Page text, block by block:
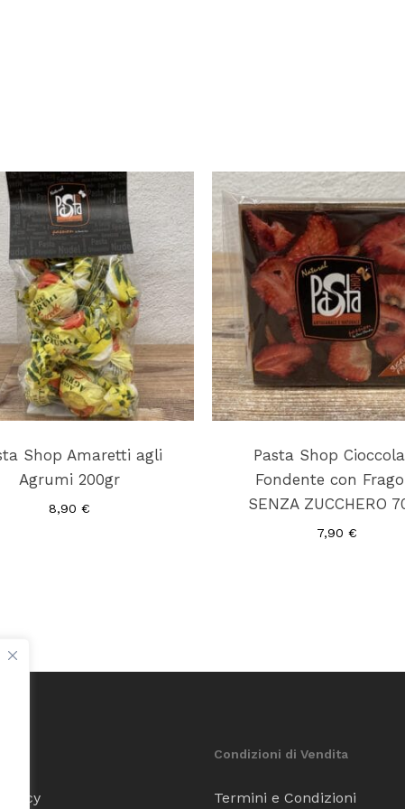
Shop Amaretti agli
Agrumi 200gr
8,90 €
Pasta Shop
Fondente con
SENZA ZUCCHERO
7,90 €
Condizioni di Vendita
Termini e Condizioni